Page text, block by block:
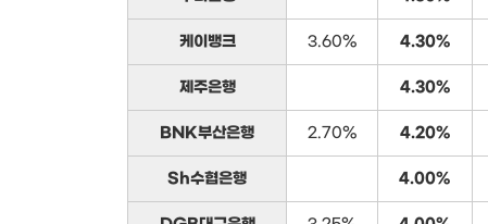
케이뱅크 3.60% 4.30%
제주은행 4.30%
BNK부산은행 2.70% 4.20%
Sh수협은행 4.00%